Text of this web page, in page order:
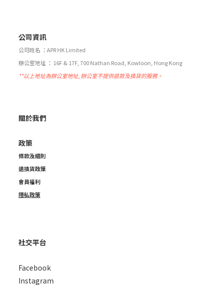
公司資訊
公司姓名 ：APR HK Limited
辦公室地址 ： 16F & 17F, 700 Nathan Road, Kowloon, Hong Kong
**以上地址為辦公室地址, 辦公室不提供退款及換貨的服務。
關於我們
政策
條款及細則
退換貨政策
會員福利
隱私政策
社交平台
Facebook
Instagram